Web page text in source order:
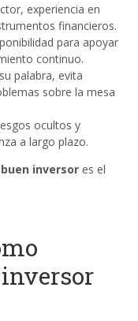
experiencia en
financieros.
para apoyar
continuo.
palabra, evita
sobre la mesa
ocultos y
a largo plazo.
buen inversor es el